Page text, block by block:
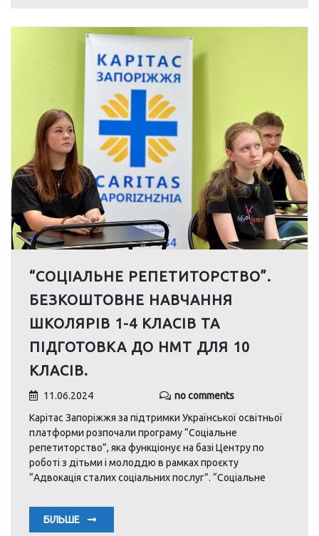
“СОЦІАЛЬНЕ РЕПЕТИТОРСТВО”.
БЕЗКОШТОВНЕ НАВЧАННЯ
ШКОЛЯРІВ 1-4 КЛАСІВ ТА
ПІДГОТОВКА ДО НМТ ДЛЯ 10
КЛАСІВ.
11.06.2024
no comments
Карітас Запоріжжя за підтримки Української освітньої
платформи розпочали програму “Соціальне
репетиторство”, яка функціонує на базі Центру по
роботі з дітьми і молоддю в рамках проєкту
“Адвокація сталих соціальних послуг”. “Соціальне
БІЛЬШЕ